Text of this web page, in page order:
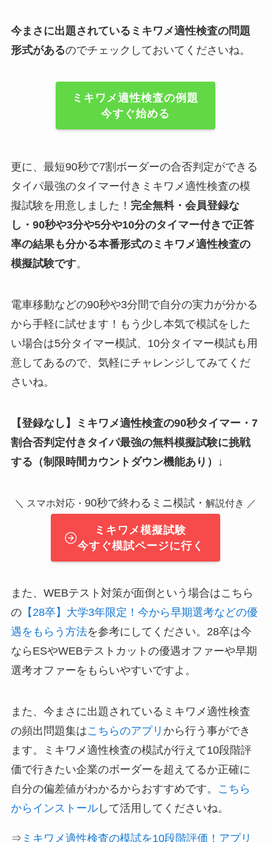
今まさに出題されているミキワメ適性検査の問題
形式があるのでチェックしておいてくださいね。
ミキワメ適性検査の例題
今すぐ始める
更に、最短90秒で7割ボーダーの合否判定ができる
タイパ最強のタイマー付きミキワメ適性検査の模
擬試験を用意しました！ 完全無料・会員登録な
し・90秒や3分や5分や10分のタイマー付きで正答
率の結果も分かる本番形式のミキワメ適性検査の
模擬試験です。
電車移動などの90秒や3分間で自分の実力が分かる
から手軽に試せます！もう少し本気で模試をした
い場合は5分タイマー模試、10分タイマー模試も用
意してあるので、気軽にチャレンジしてみてくだ
さいね。
【登録なし】ミキワメ適性検査の90秒タイマー・7
割合否判定付きタイパ最強の無料模擬試験に挑戦
する（制限時間カウントダウン機能あり）↓
＼ スマホ対応・ 90秒で終わるミニ模試・ 解説付き ／
ミキワメ模擬試験
今すぐ模試ページに行く
また、WEBテスト対策が面倒という場合はこちら
の【28卒】大学3年限定！今から早期選考などの優
遇をもらう方法を参考にしてください。28卒は今
ならESやWEBテストカットの優遇オファーや早期
選考オファーをもらいやすいですよ。
また、今まさに出題されているミキワメ適性検査
の頻出問題集はこちらのアプリ から行う事ができ
ます。ミキワメ適性検査の模試が行えて10段階評
価で行きたい企業のボーダーを超えてるか正確に
自分の偏差値がわかるからおすすめです。
こちら
からインストールして活用してくださいね。
⇒ ミキワメ適性検査の模試を10段階評価！アプリ